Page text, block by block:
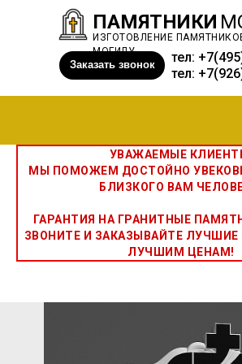
Заказать звонок тел:
тел:
ПАМЯТНИКИ
ИЗГОТОВЛЕНИЕ
МОГИЛУ
УВАЖАЕМЫЕ
МЫ ПОМОЖЕМ ДОСТОЙНО
БЛИЗКОГО ВАМ
ГАРАНТИЯ НА ГРАНИТНЫЕ
ЗВОНИТЕ И ЗАКАЗЫВАЙТЕ
ЛУЧШИМ ЦЕНАМ!